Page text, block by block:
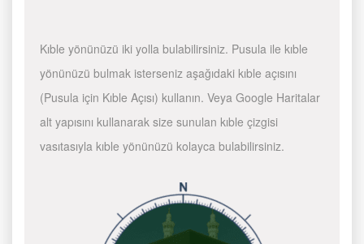
Kıble yönünüzü iki yolla bulabilirsiniz. Pusula ile kıble
yönünüzü bulmak isterseniz aşağıdaki kıble açısını
(Pusula için Kıble Açısı) kullanın. Veya Google Haritalar
alt yapısını kullanarak size sunulan kıble çizgisi
vasıtasıyla kıble yönünüzü kolayca bulabilirsiniz.